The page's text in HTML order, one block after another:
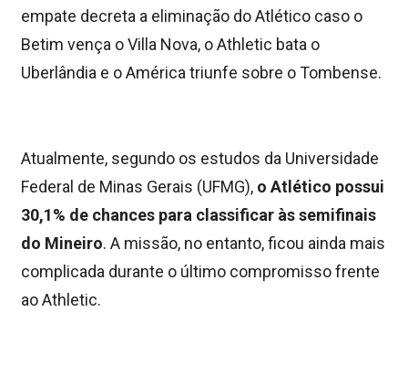
empate decreta a eliminação do Atlético caso o
Betim vença o Villa Nova, o Athletic bata o
Uberlândia e o América triunfe sobre o Tombense.
Atualmente, segundo os estudos da Universidade
Federal de Minas Gerais (UFMG), o Atlético possui
30,1% de chances para classificar às semifinais
do Mineiro. A missão, no entanto, ficou ainda mais
complicada durante o último compromisso frente
ao Athletic.